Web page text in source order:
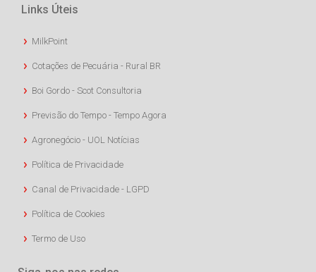
Links Úteis
MilkPoint
Cotações de Pecuária - Rural BR
Boi Gordo - Scot Consultoria
Previsão do Tempo - Tempo Agora
Agronegócio - UOL Notícias
Política de Privacidade
Canal de Privacidade - LGPD
Política de Cookies
Termo de Uso